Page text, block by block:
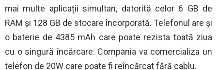
mai multe aplicații simultan, datorită celor 6 GB de
RAM și 128 GB de stocare încorporată. Telefonul are și
o baterie de 4385 mAh care poate rezista toată ziua
cu o singură încărcare. Compania va comercializa un
telefon de 20W care poate fi reîncărcat fără cablu.